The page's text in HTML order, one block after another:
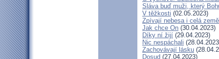
Sláva buď muži, který
V těžkosti (02.05.2023)
Zpívají nebesa i celá země
Jak chce On (30.04.2023)
Díky ní žijí (29.04.2023)
Nic nespáchali
Zachovávají lásku
Dosud (27.04.2023)